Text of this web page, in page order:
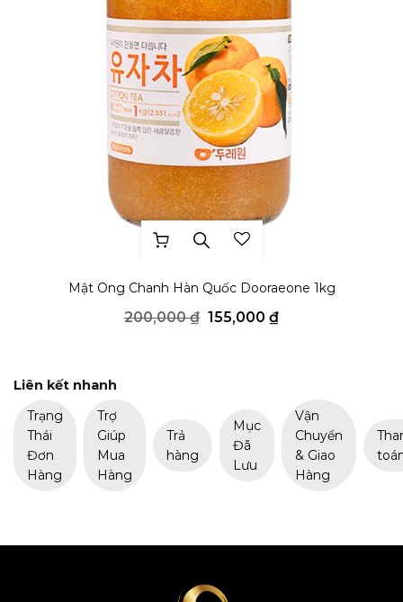
Mật Ong Chanh Hàn Quốc Dooraeone 1kg
200,000₫ Giá
gốc
155,000 ₫Giá
hiện
Liên kết nhanh
Trạng
Thái
Đơn
Hàng
Trợ
Giúp
Mua
Hàng
Trả
hàng
Mục
Đã
Lưu
Vận
Chuyển
& Giao
Hàng